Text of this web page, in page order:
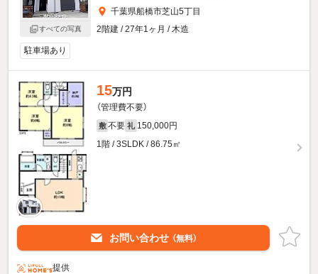
すべての写真
千葉県船橋市芝山5丁目
2階建 / 27年1ヶ月 / 木造
駐車場あり
15万円
（管理費不要）
敷 不要 礼 150,000円
1階 / 3SLDK / 86.75㎡
お問い合わせ （無料）
提供